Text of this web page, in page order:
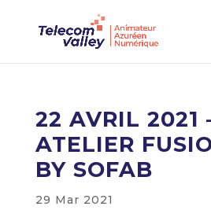
22 AVRIL 2021
ATELIER
BY SOFAB
29 Mar 2021